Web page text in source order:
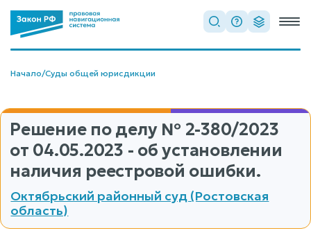
Начало/Суды общей юрисдикции
Решение по делу № 2-380/2023
от 04.05.2023 - об установлении
наличия реестровой ошибки.
Октябрьский районный суд (Ростовская
область)